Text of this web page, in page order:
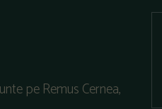
pe Remus Cernea,